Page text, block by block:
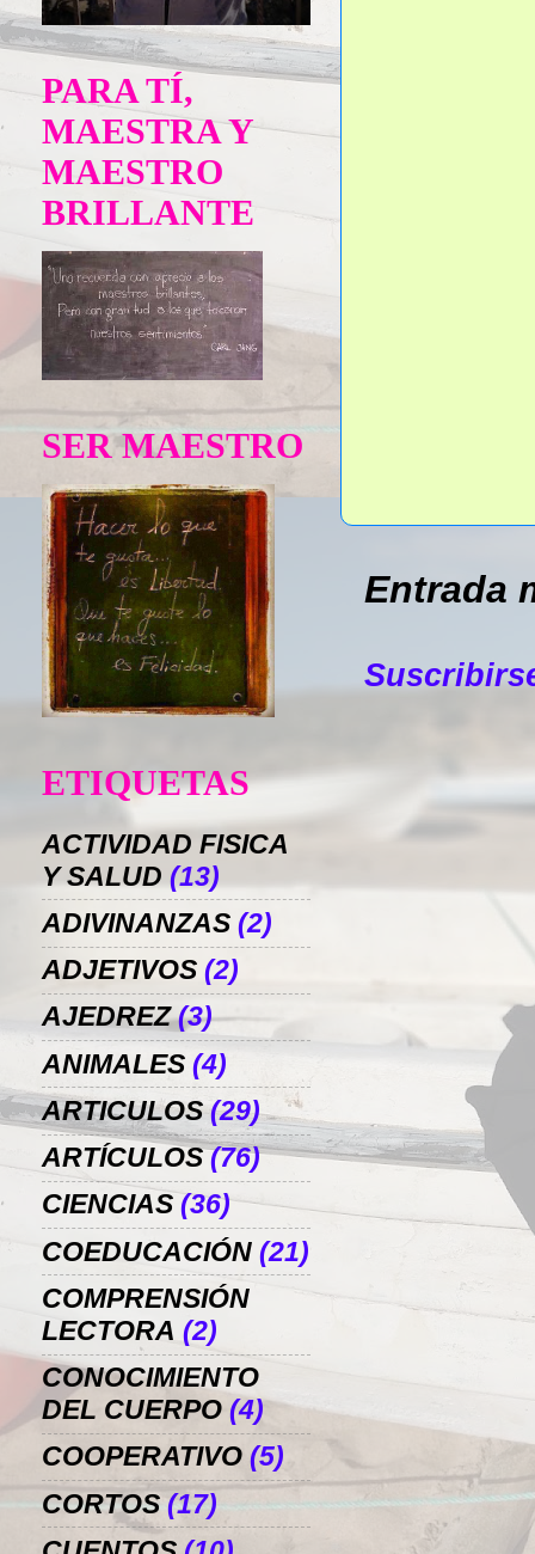
Entrada
PARA TÍ,
MAESTRA Y
MAESTRO
BRILLANTE
SER MAESTRO
ETIQUETAS
ACTIVIDAD FISICA
Y SALUD (13)
ADIVINANZAS (2)
ADJETIVOS (2)
AJEDREZ (3)
ANIMALES (4)
ARTICULOS (29)
ARTÍCULOS (76)
CIENCIAS (36)
COEDUCACIÓN (21)
COMPRENSIÓN
LECTORA (2)
CONOCIMIENTO
DEL CUERPO (4)
COOPERATIVO (5)
CORTOS (17)